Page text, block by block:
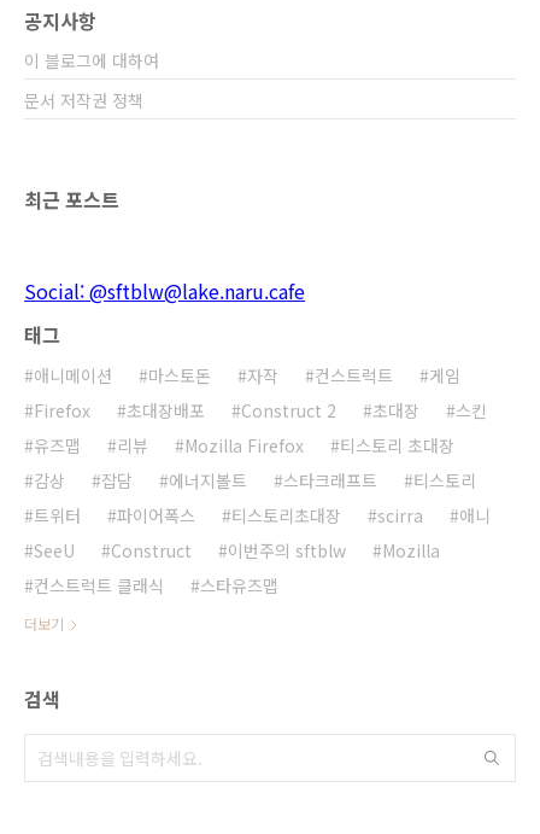
인 아래와..
공지사항
이 블로그에 대하여
문서 저작권 정책
최근 포스트
Social: @sftblw@lake.naru.cafe
태그
애니메이션 마스토돈 자작 컨스트럭트
게임
Firefox
초대장배포 Construct 2 초대장
스킨
유즈맵
리뷰 Mozilla Firefox
티스토리 초대장
감상
잡담 에너지볼트 스타크래프트
티스토리
트위터
파이어폭스 티스토리초대장 scirra
애니
SeeU
Construct 이번주의 sftblw
Mozilla
컨스트럭트 클래식
스타유즈맵
더보기
검색